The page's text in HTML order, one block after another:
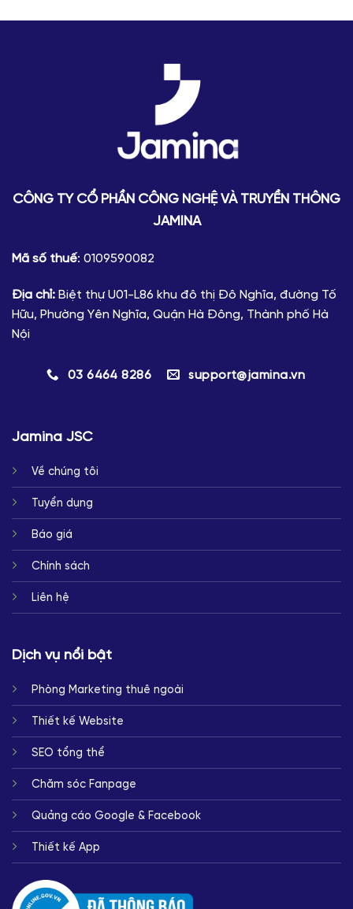
CÔNG TY CỔ PHẦN CÔNG NGHỆ VÀ TRUYỀN THÔNG
JAMINA
Mã số thuế: 0109590082
Địa chỉ: Biệt thự U01-L86 khu đô thị Đô Nghĩa, đường Tố
Hữu, Phường Yên Nghĩa, Quận Hà Đông, Thành phố Hà
Nội
03 6464 8286 support@jamina.vn
Jamina JSC
Về chúng tôi
Tuyển dụng
Báo giá
Chính sách
Liên hệ
Dịch vụ nổi bật
Phòng Marketing thuê ngoài
Thiết kế Website
SEO tổng thể
Chăm sóc Fanpage
Quảng cáo Google & Facebook
Thiết kế App